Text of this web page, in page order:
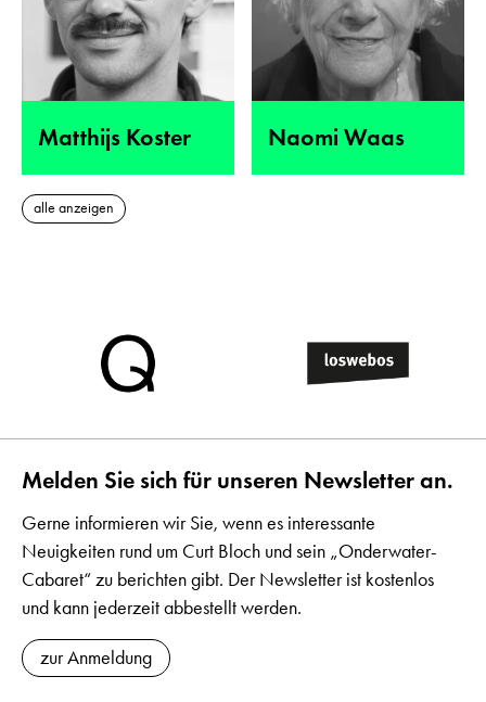
Matthijs Koster Naomi Waas
alle anzeigen
Melden Sie sich für unseren Newsletter an.
Gerne informieren wir Sie, wenn es interessante
Neuigkeiten rund um Curt Bloch und sein „Onderwater-
Cabaret“ zu berichten gibt. Der Newsletter ist kostenlos
und kann jederzeit abbestellt werden.
zur Anmeldung